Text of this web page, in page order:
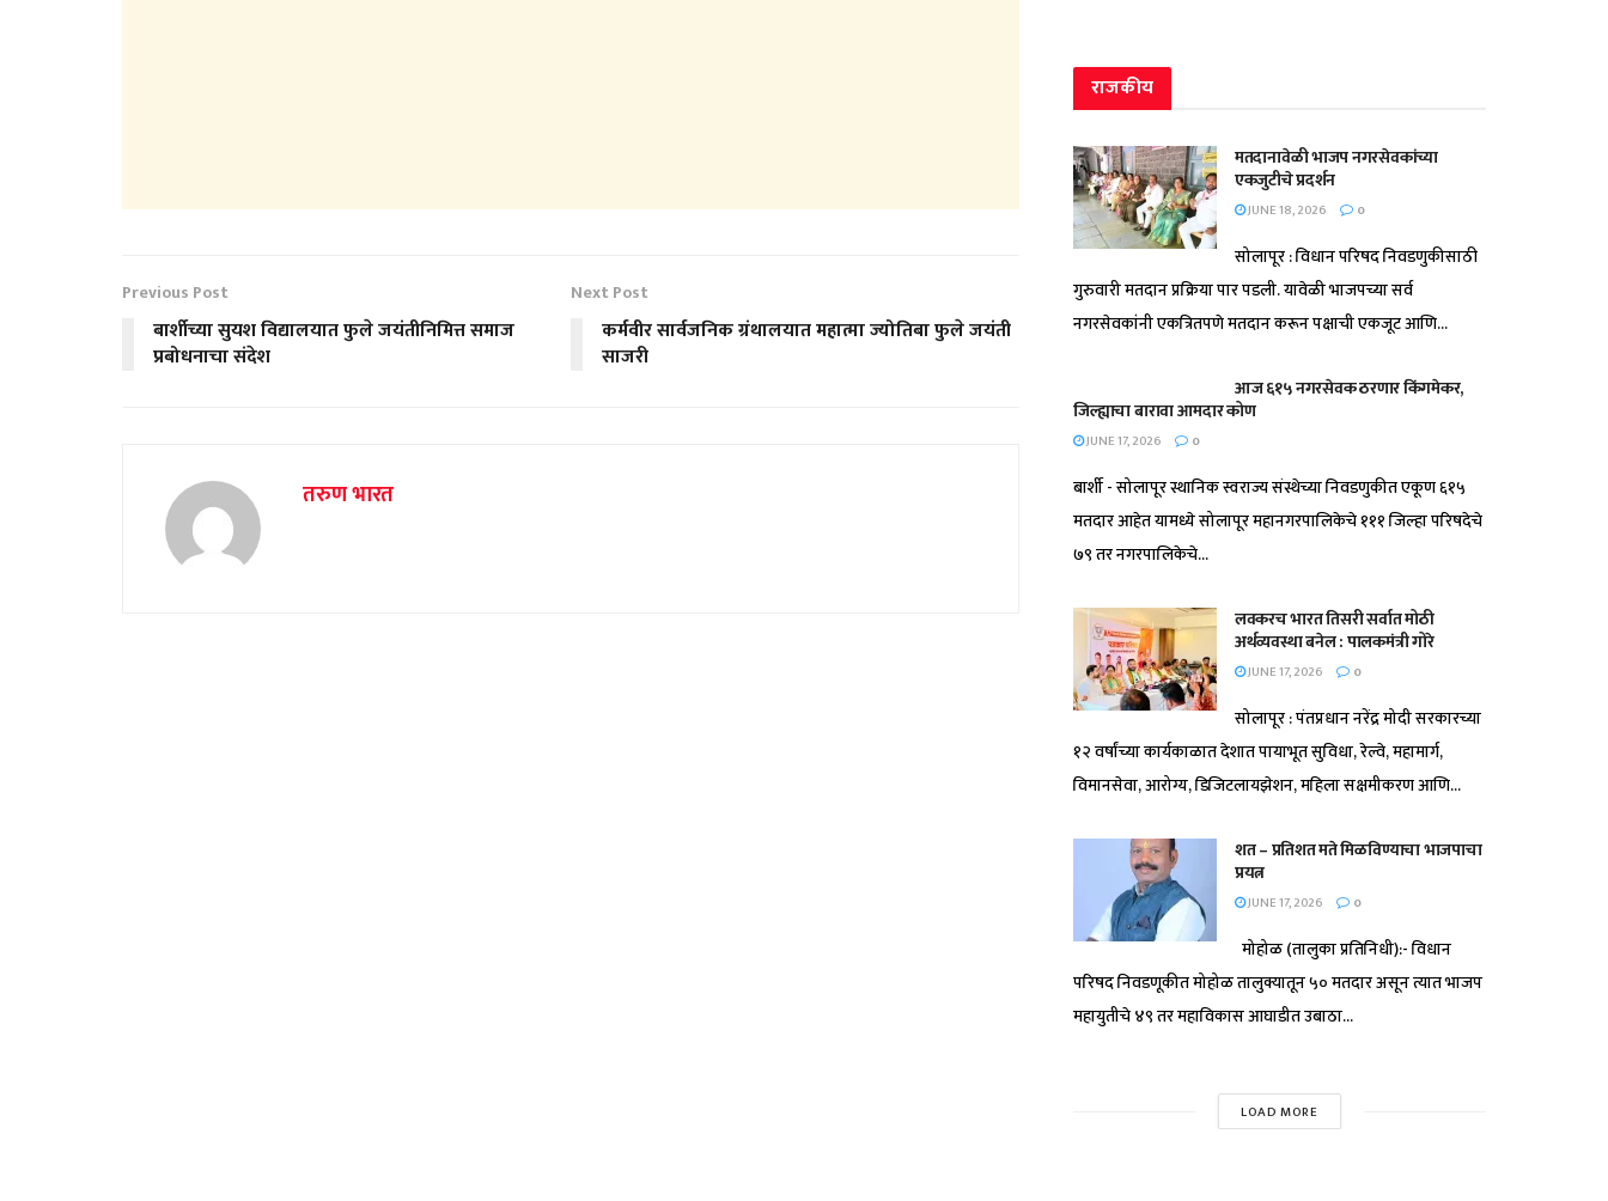
Previous Post
बार्शीच्या सुयश विद्यालयात फुले जयंतीनिमित्त समाज
प्रबोधनाचा संदेश
Next Post
कर्मवीर सार्वजनिक ग्रंथालयात महात्मा ज्योतिबा फुले जयंती
साजरी
तरुण भारत
राजकीय
मतदानावेळी भाजप नगरसेवकांच्या
एकजुटीचे प्रदर्शन
JUNE 18, 2026 0
सोलापूर : विधान परिषद निवडणुकीसाठी
गुरुवारी मतदान प्रक्रिया पार पडली. यावेळी भाजपच्या सर्व
नगरसेवकांनी एकत्रितपणे मतदान करून पक्षाची एकजूट आणि...
आज ६१५ नगरसेवक ठरणार किंगमेकर,
जिल्ह्याचा बारावा आमदार कोण
JUNE 17, 2026 0
बार्शी - सोलापूर स्थानिक स्वराज्य संस्थेच्या निवडणुकीत एकूण ६१५
मतदार आहेत यामध्ये सोलापूर महानगरपालिकेचे १११ जिल्हा परिषदेचे
७९ तर नगरपालिकेचे...
लवकरच भारत तिसरी सर्वात मोठी
अर्थव्यवस्था बनेल : पालकमंत्री गोरे
JUNE 17, 2026 0
सोलापूर : पंतप्रधान नरेंद्र मोदी सरकारच्या
१२ वर्षांच्या कार्यकाळात देशात पायाभूत सुविधा, रेल्वे, महामार्ग,
विमानसेवा, आरोग्य, डिजिटलायझेशन, महिला सक्षमीकरण आणि...
शत – प्रतिशत मते मिळविण्याचा भाजपाचा
प्रयत्न
JUNE 17, 2026 0
मोहोळ (तालुका प्रतिनिधी):- विधान
परिषद निवडणूकीत मोहोळ तालुक्यातून ५० मतदार असून त्यात भाजप
महायुतीचे ४९ तर महाविकास आघाडीत उबाठा...
LOAD MORE